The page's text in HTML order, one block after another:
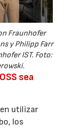
Fraunhofer
y Philipp Farr
IST. Foto:
sea
utilizar
los